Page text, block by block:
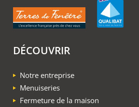
DÉCOUVRIR
Notre entreprise
Menuiseries
Fermeture de la maison